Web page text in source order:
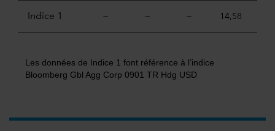
Indice 1 — — — 14,58
Les données de Indice 1 font référence à l’indice
Bloomberg Gbl Agg Corp 0901 TR Hdg USD